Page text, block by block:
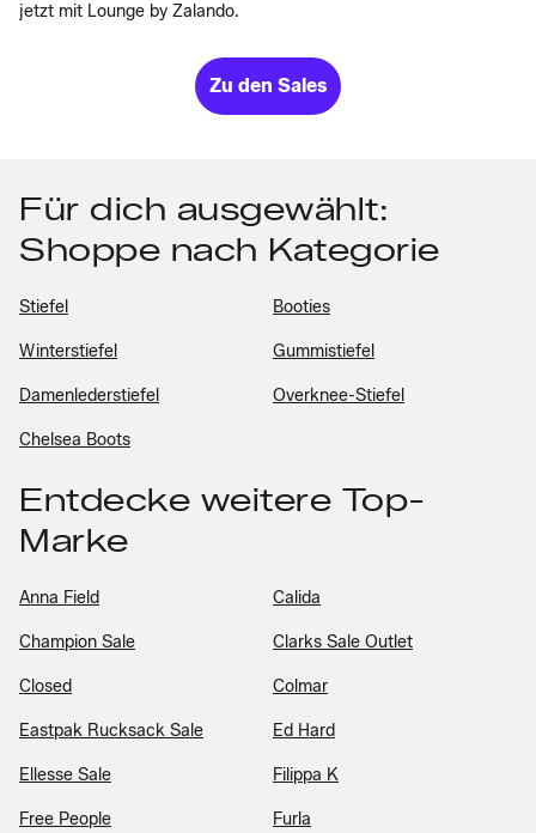
jetzt mit Lounge by Zalando.
Zu den Sales
Für dich ausgewählt:
Shoppe nach Kategorie
Stiefel Booties
Winterstiefel Gummistiefel
Damenlederstiefel Overknee-Stiefel
Chelsea Boots
Entdecke weitere Top-
Marke
Anna Field Calida
Champion Sale Clarks Sale Outlet
Closed Colmar
Eastpak Rucksack Sale Ed Hard
Ellesse Sale Filippa K
Free People Furla